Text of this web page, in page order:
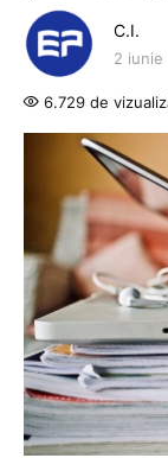
C.I.
2 iunie
6.729 de